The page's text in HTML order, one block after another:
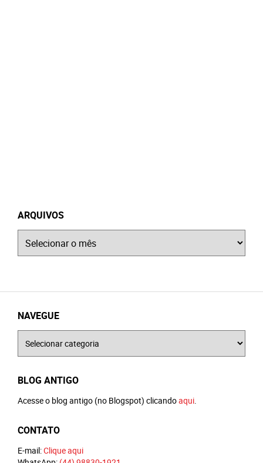
ARQUIVOS
NAVEGUE
BLOG ANTIGO
Acesse o blog antigo (no Blogspot) clicandoaqui.
CONTATO
E-mail:Clique aqui